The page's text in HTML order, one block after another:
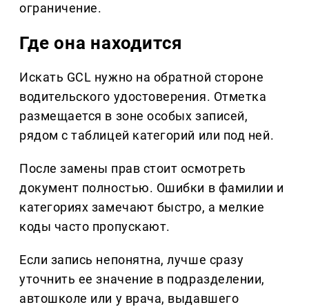
ограничение.
Где она находится
Искать GCL нужно на обратной стороне
водительского удостоверения. Отметка
размещается в зоне особых записей,
рядом с таблицей категорий или под ней.
После замены прав стоит осмотреть
документ полностью. Ошибки в фамилии и
категориях замечают быстро, а мелкие
коды часто пропускают.
Если запись непонятна, лучше сразу
уточнить ее значение в подразделении,
автошколе или у врача, выдавшего